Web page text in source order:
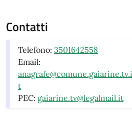
Contatti
Telefono: 3501642558
Email:
anagrafe@comune.gaiarine.tv.i
t
PEC: gaiarine.tv@legalmail.it